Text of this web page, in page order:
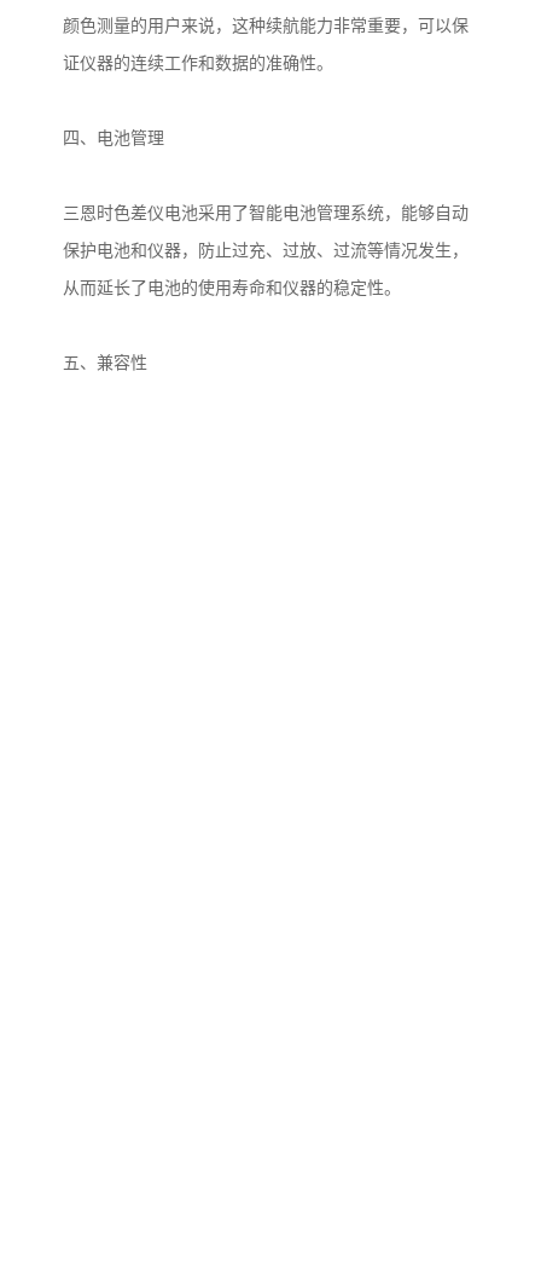
颜色测量的用户来说，这种续航能力非常重要，可以保
证仪器的连续工作和数据的准确性。
四、电池管理
三恩时色差仪电池采用了智能电池管理系统，能够自动
保护电池和仪器，防止过充、过放、过流等情况发生，
从而延长了电池的使用寿命和仪器的稳定性。
五、兼容性